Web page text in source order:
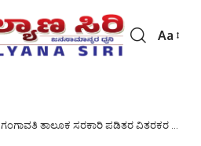
Font
Aa
ಗಂಗಾವತಿ ತಾಲೂಕ ಸರಕಾರಿ ಪಡಿತರ ವಿತರಕರ ಸಂಘ ದ ಕಾರ್ಯಾಲಯದ ಉದ್ಘಾಟನೆ